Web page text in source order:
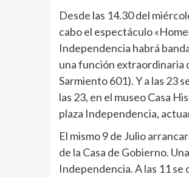
Desde las 14.30 del
cabo el espectáculo
Independencia habrá
una función extraordinaria
Sarmiento 601). Y a las 23
las 23, en el museo Casa
plaza Independencia,
El mismo 9 de Julio
de la Casa de Gobierno.
Independencia. A las 11